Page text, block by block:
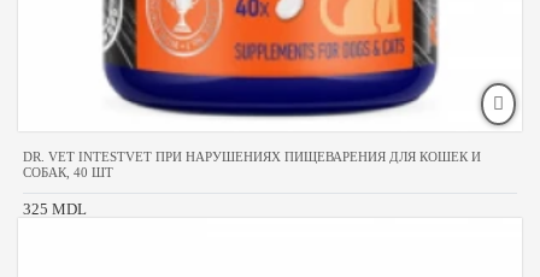
DR. VET INTESTVET ПРИ НАРУШЕНИЯХ ПИЩЕВАРЕНИЯ ДЛЯ КОШЕК И
СОБАК, 40 ШТ
325 MDL